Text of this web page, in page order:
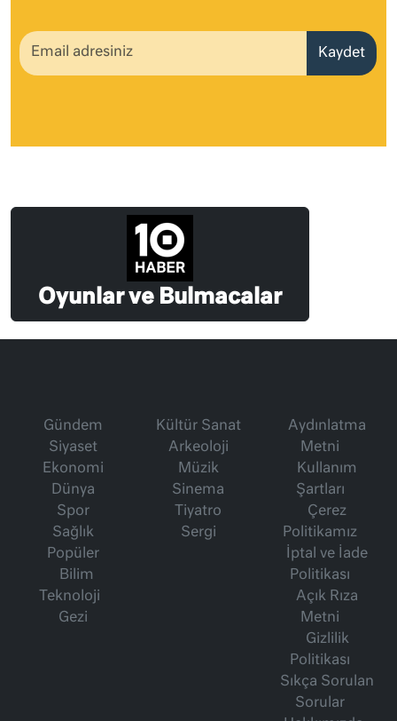
Kaydet
Oyunlar ve Bulmacalar
Gündem
Siyaset
Ekonomi
Dünya
Spor
Sağlık
Popüler
Bilim
Teknoloji
Gezi
Kültür Sanat
Arkeoloji
Müzik
Sinema
Tiyatro
Sergi
Aydınlatma
Metni
Kullanım
Şartları
Çerez
Politikamız
İptal ve İade
Politikası
Açık Rıza
Metni
Gizlilik
Politikası
Sıkça Sorulan
Sorular